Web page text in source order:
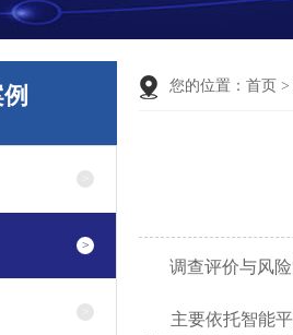
您的位置： 首页 >
调查评价与风险
主要依托智能平